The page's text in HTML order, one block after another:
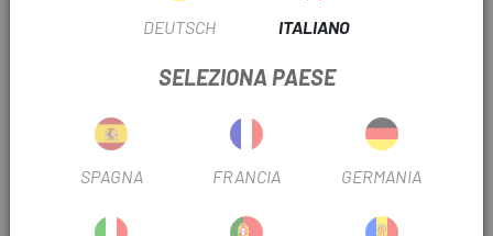
Diametro del telaio: 41 mm
guarniture Ultegra
Peso: 65 g (inclusa la custodia in plastica)
DEUTSCH ITALIANO
SELEZIONA PAESE
SPAGNA FRANCIA GERMANIA